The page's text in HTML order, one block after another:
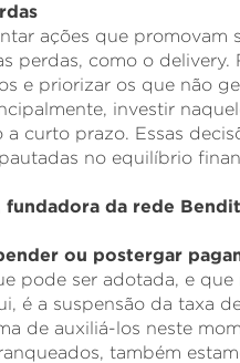
ações que promovam
perdas, como o delivery.
e priorizar os que não
investir
a curto prazo. Essas
no equilíbrio
fundadora da rede
ou postergar
pode ser adotada, e que
é a suspensão da taxa
de auxiliá-los neste
também